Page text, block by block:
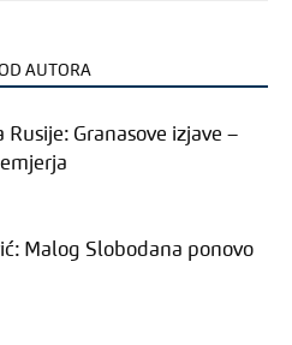
AUTORA
Rusije: Granasove izjave –
Malog Slobodana ponovo